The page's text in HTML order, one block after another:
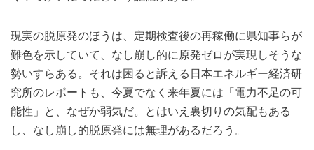
現実の脱原発のほうは、定期検査後の再稼働に県知事らが
難色を示していて、なし崩し的に原発ゼロが実現しそうな
勢いすらある。それは困ると訴える日本エネルギー経済研
究所のレポートも、今夏でなく来年夏には「電力不足の可
能性」と、なぜか弱気だ。とはいえ裏切りの気配もある
し、なし崩し的脱原発には無理があるだろう。